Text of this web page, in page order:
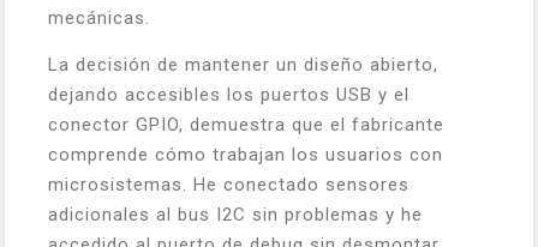
mecánicas.
La decisión de mantener un diseño abierto,
dejando accesibles los puertos USB y el
conector GPIO, demuestra que el fabricante
comprende cómo trabajan los usuarios con
microsistemas. He conectado sensores
adicionales al bus I2C sin problemas y he